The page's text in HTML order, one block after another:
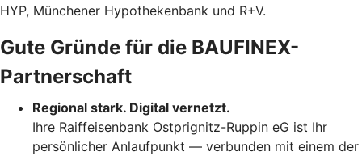
HYP, Münchener Hypothekenbank und R+V.
Gute Gründe für die BAUFINEX-
Partnerschaft
Regional stark. Digital vernetzt.
Ihre Raiffeisenbank Ostprignitz-Ruppin eG ist Ihr
persönlicher Anlaufpunkt — verbunden mit einem der